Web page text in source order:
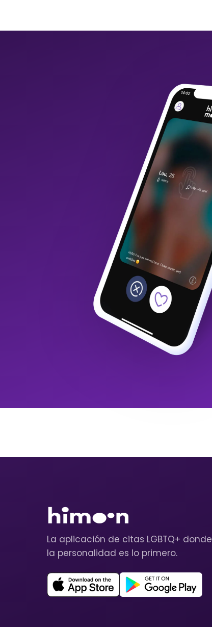
La aplicación de citas LGBTQ+ donde
la personalidad es lo primero.